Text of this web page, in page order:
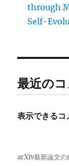
through
Self-
最近の
表示できるコ
arXiv最新論文の